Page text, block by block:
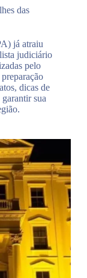
das
já atraiu
judiciário
pelo
dicas de
sua